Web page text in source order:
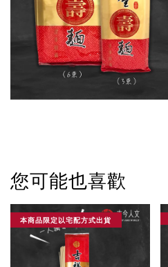
您可能也喜歡
本商品限定以宅配方式出貨